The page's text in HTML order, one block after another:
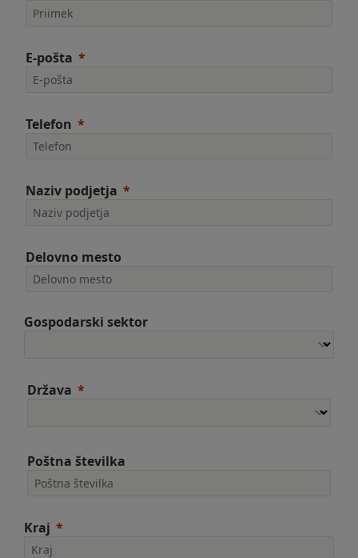
E-pošta
Telefon
Naziv podjetja
Delovno mesto
Gospodarski sektor
Država
Poštna številka
Kraj